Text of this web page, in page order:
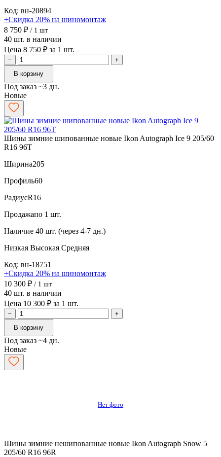
Код: вн-20894
+Скидка 20% на шиномонтаж
8 750 ₽ / 1 шт
40 шт. в наличии
Цена 8 750 ₽ за 1 шт.
−
+
В корзину
Под заказ ~3 дн.
Новые
Шины зимние шипованные новые Ikon Autograph Ice 9 205/60
R16 96T
Ширина205
Профиль60
РадиусR16
Продажапо 1 шт.
Наличие 40 шт. (через 4-7 дн.)
Низкая Высокая Средняя
Код: вн-18751
+Скидка 20% на шиномонтаж
10 300 ₽ / 1 шт
40 шт. в наличии
Цена 10 300 ₽ за 1 шт.
−
+
В корзину
Под заказ ~4 дн.
Новые
Нет фото
Шины зимние нешипованные новые Ikon Autograph Snow 5
205/60 R16 96R